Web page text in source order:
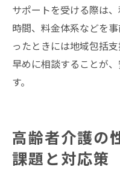
サポートを受ける際は
時間、料金体系などを
ったときには地域包括
早めに相談することが
す。
高齢者介護の
課題と対応策